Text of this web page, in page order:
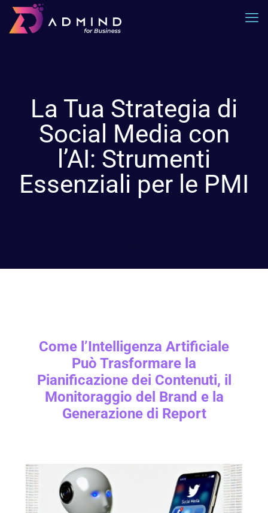
La Tua Strategia di
Social Media con
l’AI: Strumenti
Essenziali per le PMI
Come l’Intelligenza Artificiale
Può Trasformare la
Pianificazione dei Contenuti, il
Monitoraggio del Brand e la
Generazione di Report